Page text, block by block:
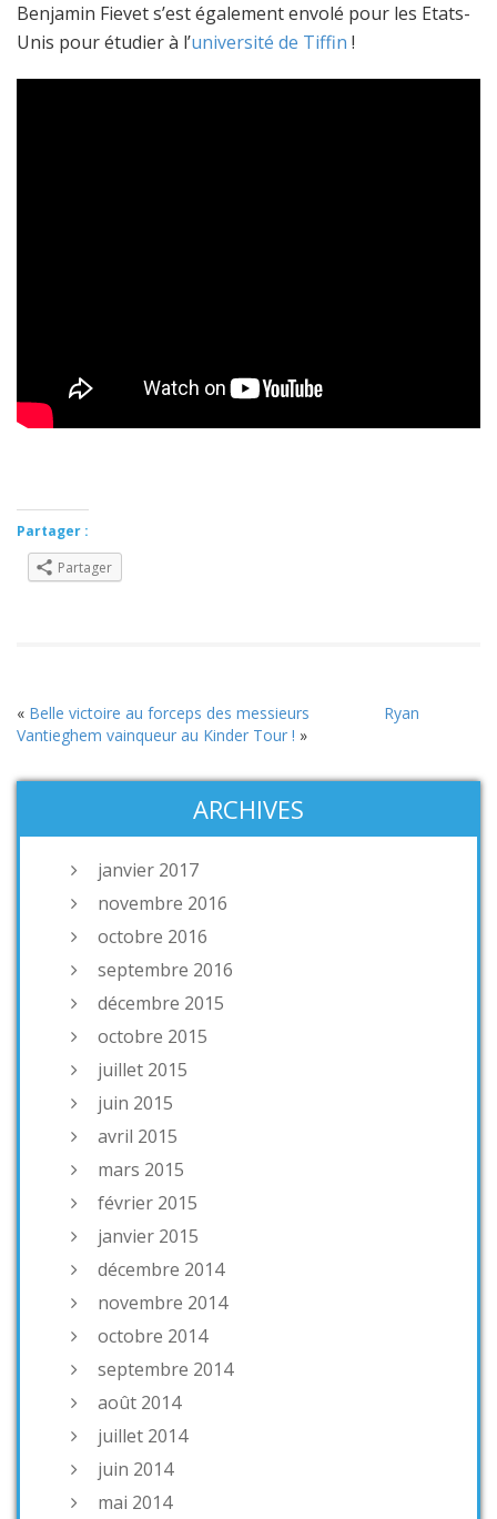
Benjamin Fievet s’est également envolé pour les Etats-
Unis pour étudier à l’université de Tiffin !
Partager :
Partager
« Belle victoire au forceps des messieurs
Ryan
Vantieghem vainqueur au Kinder Tour ! »
ARCHIVES
janvier 2017
novembre 2016
octobre 2016
septembre 2016
décembre 2015
octobre 2015
juillet 2015
juin 2015
avril 2015
mars 2015
février 2015
janvier 2015
décembre 2014
novembre 2014
octobre 2014
septembre 2014
août 2014
juillet 2014
juin 2014
mai 2014